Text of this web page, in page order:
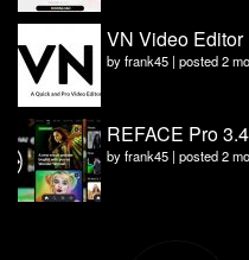
VN Video
byfrank45 | posted 2
REFACE Pro
byfrank45 | posted 2